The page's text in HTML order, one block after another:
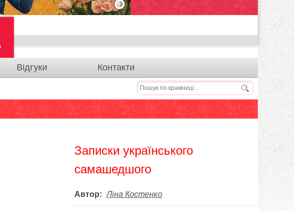
5
Відгуки Контакти
Записки українського
самашедшого
Автор: Ліна Костенко